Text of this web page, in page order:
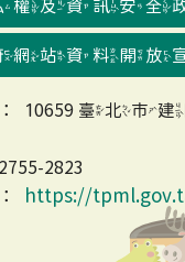
權及資訊安全
網站資料開放
10659 臺北市
2823
https://